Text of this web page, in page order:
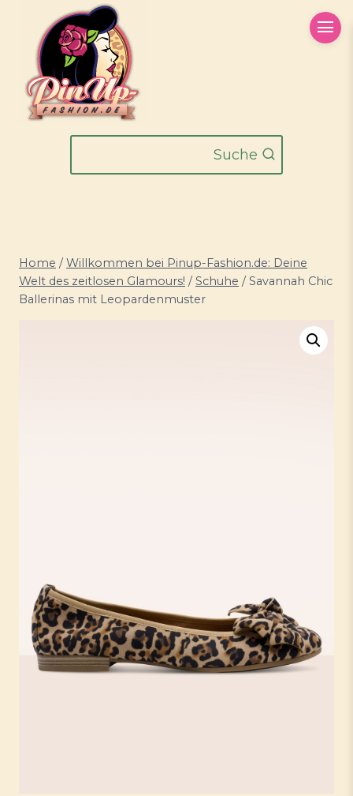
springen
Suche
Home / Willkommen bei Pinup-Fashion.de: Deine
Welt des zeitlosen Glamours! / Schuhe / Savannah Chic
Ballerinas mit Leopardenmuster